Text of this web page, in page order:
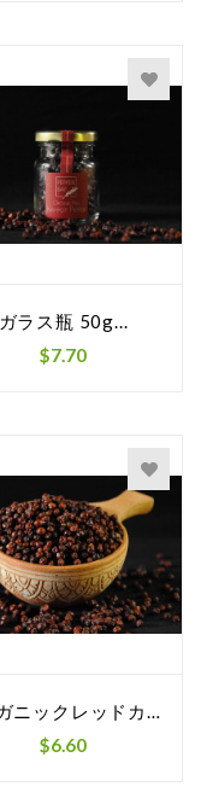
ガラス瓶 50g...
$7.70
オーガニックレッドカンポットペッパーアルミジ...
$6.60